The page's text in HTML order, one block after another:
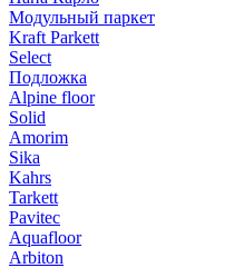
Модульный паркет
Kraft Parkett
Select
Подложка
Alpine floor
Solid
Amorim
Sika
Kahrs
Tarkett
Pavitec
Aquafloor
Arbiton